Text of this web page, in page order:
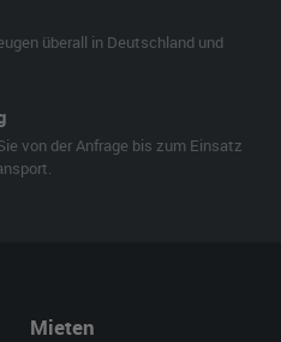
überall in Deutschland und
von der Anfrage bis zum Einsatz
Mieten